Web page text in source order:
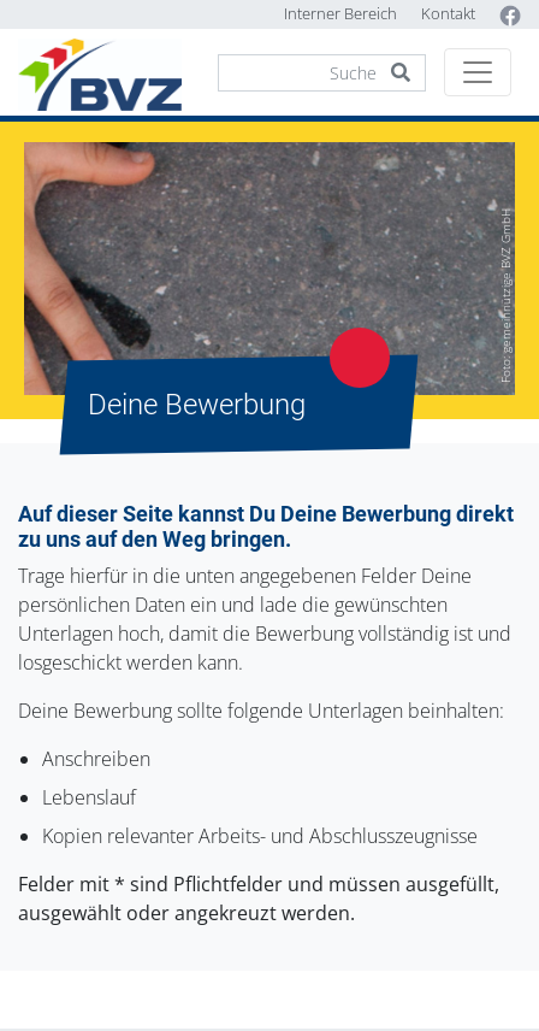
Interner Bereich Kontakt
Foto: gemeinnützige BVZ GmbH
Deine Bewerbung
Auf dieser Seite kannst Du Deine Bewerbung direkt
zu uns auf den Weg bringen.
Trage hierfür in die unten angegebenen Felder Deine
persönlichen Daten ein und lade die gewünschten
Unterlagen hoch, damit die Bewerbung vollständig ist und
losgeschickt werden kann.
Deine Bewerbung sollte folgende Unterlagen beinhalten:
Anschreiben
Lebenslauf
Kopien relevanter Arbeits- und Abschlusszeugnisse
Felder mit * sind Pflichtfelder und müssen ausgefüllt,
ausgewählt oder angekreuzt werden.